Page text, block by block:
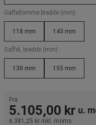
Gaffellomme bredde (mm) :
118 mm 143 mm
Gaffel, bredde (mm) :
130 mm 155 mm
Fra
5.105,00 kr u.
6.381,25 kr inkl. moms